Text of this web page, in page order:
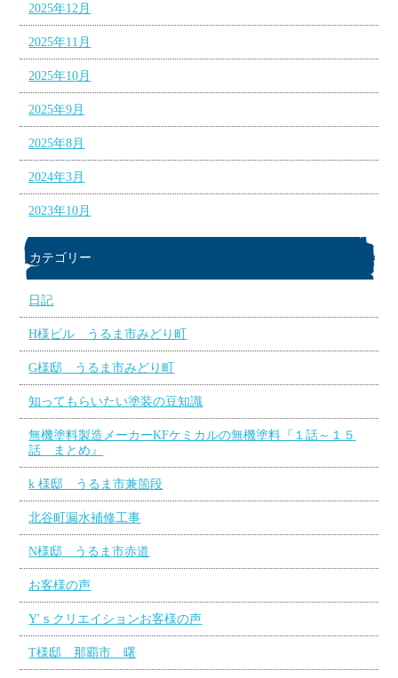
2025年12月
2025年11月
2025年10月
2025年9月
2025年8月
2024年3月
2023年10月
カテゴリー
日記
H様ビル うるま市みどり町
G様邸 うるま市みどり町
知ってもらいたい塗装の豆知識
無機塗料製造メーカーKFケミカルの無機塗料『１話～１５
話 まとめ』
k 様邸 うるま市兼箇段
北谷町漏水補修工事
N様邸 うるま市赤道
お客様の声
Y'ｓクリエイションお客様の声
T様邸 那覇市 曙